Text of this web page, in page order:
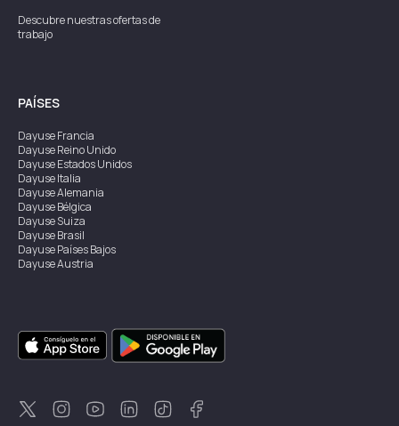
Descubre nuestras ofertas de
trabajo
PAÍSES
DayuseFrancia
DayuseReino Unido
DayuseEstados Unidos
DayuseItalia
DayuseAlemania
DayuseBélgica
DayuseSuiza
DayuseBrasil
DayusePaíses Bajos
DayuseAustria
DayuseSingapur
DayuseSuecia
DayuseTailandia
DayuseNueva Zelanda
DayuseTurquía